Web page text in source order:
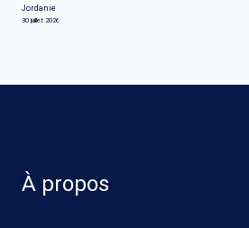
Jordanie
30 juillet 2026
À propos